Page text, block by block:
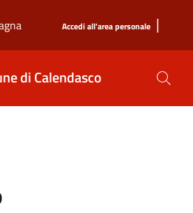
Accedi all'area personale |
di Calendasco